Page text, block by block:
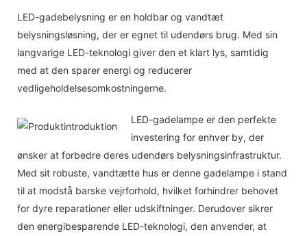
LED-gadebelysning er en holdbar og vandtæt
belysningsløsning, der er egnet til udendørs brug. Med sin
langvarige LED-teknologi giver den et klart lys, samtidig
med at den sparer energi og reducerer
vedligeholdelsesomkostningerne.
LED-gadelampe er den perfekte
investering for enhver by, der
ønsker at forbedre deres udendørs belysningsinfrastruktur.
Med sit robuste, vandtætte hus er denne gadelampe i stand
til at modstå barske vejrforhold, hvilket forhindrer behovet
for dyre reparationer eller udskiftninger. Derudover sikrer
den energibesparende LED-teknologi, den anvender, at